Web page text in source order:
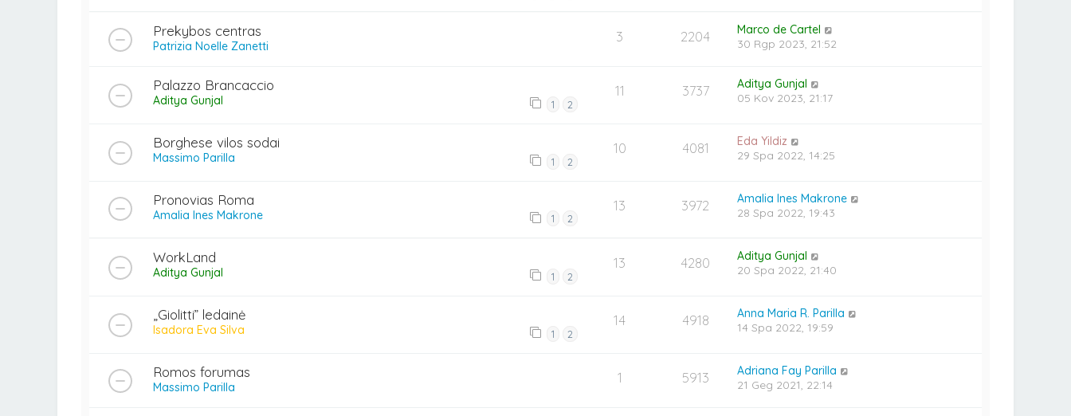
Prekybos centras
Patrizia Noelle Zanetti
3 2204
Marco de Cartel
30 Rgp 2023, 21:52
Palazzo Brancaccio
Aditya Gunjal 1 2
11 3737
Aditya Gunjal
05 Kov 2023, 21:17
Borghese vilos sodai
Massimo Parilla 1 2
10 4081
Eda Yildiz
29 Spa 2022, 14:25
Pronovias Roma
Amalia Ines Makrone 1 2
13 3972
Amalia Ines Makrone
28 Spa 2022, 19:43
WorkLand
Aditya Gunjal 1 2
13 4280
Aditya Gunjal
20 Spa 2022, 21:40
„Giolitti” ledainė
Isadora Eva Silva 1 2
14 4918
Anna Maria R. Parilla
14 Spa 2022, 19:59
Romos forumas
Massimo Parilla
1 5913
Adriana Fay Parilla
21 Geg 2021, 22:14